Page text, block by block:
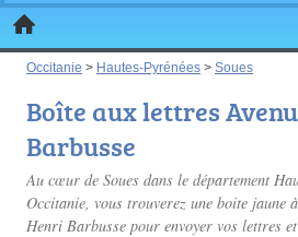
Occitanie > Hautes-Pyrénées > Soues
Boîte aux lettres
Barbusse
Au cœur de Soues dans le département
Occitanie, vous trouverez une boite jaune
Henri Barbusse pour envoyer vos lettres